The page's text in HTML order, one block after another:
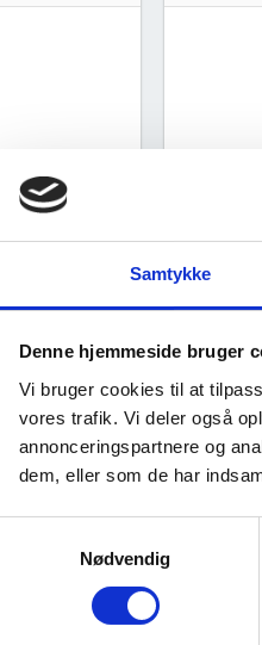
Samtykke
Denne hjemmeside bruger
Vi bruger cookies til at
vores trafik. Vi deler også
annonceringspartnere og
dem, eller som de har
Nødvendig